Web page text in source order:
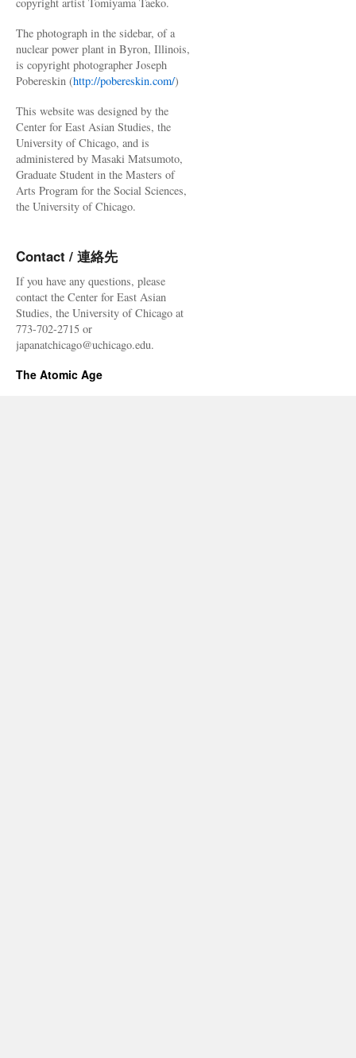
The photograph in the sidebar, of a
nuclear power plant in Byron, Illinois,
is copyright photographer Joseph
Pobereskin (http://pobereskin.com/)
This website was designed by the
Center for East Asian Studies, the
University of Chicago, and is
administered by Masaki Matsumoto,
Graduate Student in the Masters of
Arts Program for the Social Sciences,
the University of Chicago.
Contact / 連絡先
If you have any questions, please
contact the Center for East Asian
Studies, the University of Chicago at
773-702-2715 or
japanatchicago@uchicago.edu.
The Atomic Age